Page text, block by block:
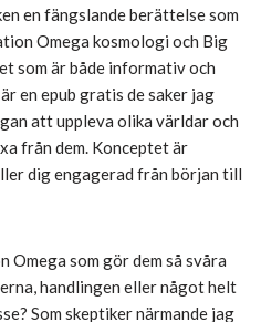
en fängslande berättelse som
Omega kosmologi och Big
som är både informativ och
en epub gratis de saker jag
att uppleva olika världar och
från dem. Konceptet är
dig engagerad från början till
Omega som gör dem så svåra
handlingen eller något helt
Som skeptiker närmande jag